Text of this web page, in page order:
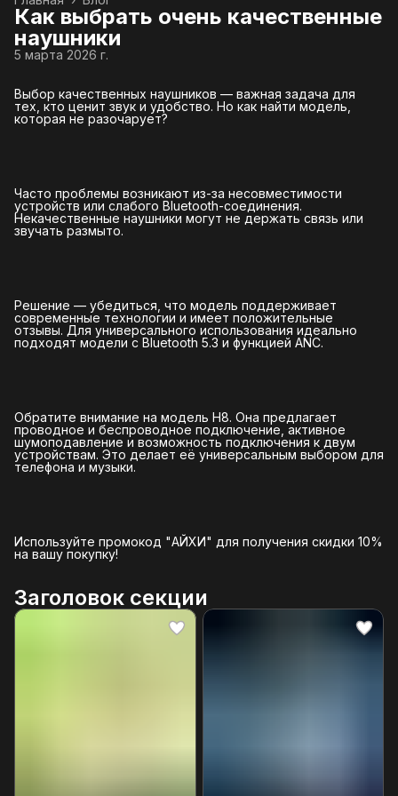
Как выбрать очень качественные
наушники
5 марта 2026 г.
Выбор качественных наушников — важная задача для
тех, кто ценит звук и удобство. Но как найти модель,
которая не разочарует?
Часто проблемы возникают из-за несовместимости
устройств или слабого Bluetooth-соединения.
Некачественные наушники могут не держать связь или
звучать размыто.
Решение — убедиться, что модель поддерживает
современные технологии и имеет положительные
отзывы. Для универсального использования идеально
подходят модели с Bluetooth 5.3 и функцией ANC.
Обратите внимание на модель H8. Она предлагает
проводное и беспроводное подключение, активное
шумоподавление и возможность подключения к двум
устройствам. Это делает её универсальным выбором для
телефона и музыки.
Используйте промокод "АЙХИ" для получения скидки 10%
на вашу покупку!
Заголовок секции